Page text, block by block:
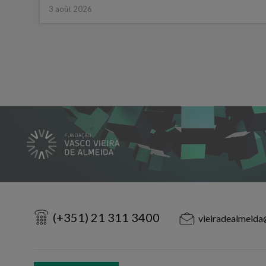
3 août 2026
(+351) 21 311 3400